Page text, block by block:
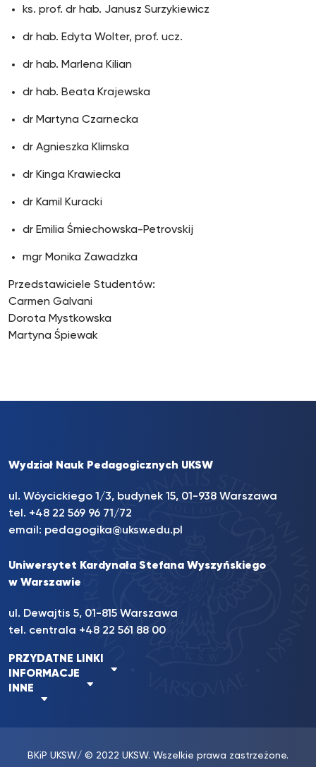
ks. prof. dr hab. Janusz Surzykiewicz
dr hab. Edyta Wolter, prof. ucz.
dr hab. Marlena Kilian
dr hab. Beata Krajewska
dr Martyna Czarnecka
dr Agnieszka Klimska
dr Kinga Krawiecka
dr Kamil Kuracki
dr Emilia Śmiechowska-Petrovskij
mgr Monika Zawadzka
Przedstawiciele Studentów:
Carmen Galvani
Dorota Mystkowska
Martyna Śpiewak
Wydział Nauk Pedagogicznych UKSW
ul. Wóycickiego 1/3, budynek 15, 01-938 Warszawa
tel. +48 22 569 96 71/72
email: pedagogika@uksw.edu.pl
Uniwersytet Kardynała Stefana Wyszyńskiego
w Warszawie
ul. Dewajtis 5, 01-815 Warszawa
tel. centrala +48 22 561 88 00
PRZYDATNE LINKI
INFORMACJE
INNE
BKiP UKSW/ © 2022 UKSW. Wszelkie prawa zastrzeżone.